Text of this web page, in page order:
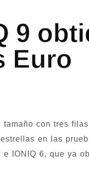
9
Euro
con tres
en las
IONIQ 6, que ya